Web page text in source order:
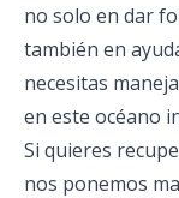
no solo en dar
también en
necesitas
en este océano
Si quieres
nos ponemos